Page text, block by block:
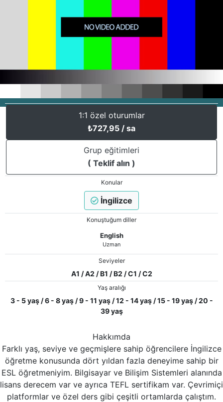
1:1 özel oturumlar
₺727,95 / sa
Grup eğitimleri
( Teklif alın )
Konular
İngilizce
Konuştuğum diller
English
Uzman
Seviyeler
A1 / A2 / B1 / B2 / C1 / C2
Yaş aralığı
3 - 5 yaş / 6 - 8 yaş / 9 - 11 yaş / 12 - 14 yaş / 15 - 19 yaş / 20 -
39 yaş
Hakkımda
Farklı yaş, seviye ve geçmişlere sahip öğrencilere İngilizce
öğretme konusunda dört yıldan fazla deneyime sahip bir
ESL öğretmeniyim. Bilgisayar ve Bilişim Sistemleri alanında
lisans derecem var ve ayrıca TEFL sertifikam var. Çevrimiçi
platformlar ve özel ders gibi çeşitli ortamlarda çalıştım.